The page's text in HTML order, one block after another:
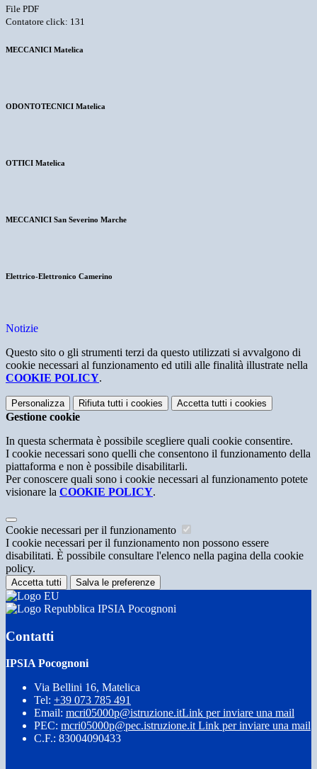
File PDF
Contatore click: 131
MECCANICI Matelica
ODONTOTECNICI Matelica
OTTICI Matelica
MECCANICI San Severino Marche
Elettrico-Elettronico Camerino
Notizie
Questo sito o gli strumenti terzi da questo utilizzati si avvalgono di
cookie necessari al funzionamento ed utili alle finalità illustrate nella
COOKIE POLICY.
Personalizza Rifiuta tutti i cookies Accetta tutti i cookies
Gestione cookie
In questa schermata è possibile scegliere quali cookie consentire.
I cookie necessari sono quelli che consentono il funzionamento della
piattaforma e non è possibile disabilitarli.
Per conoscere quali sono i cookie necessari al funzionamento potete
visionare la COOKIE POLICY.
Cookie necessari per il funzionamento
I cookie necessari per il funzionamento non possono essere
disabilitati. È possibile consultare l'elenco nella pagina della cookie
policy.
Accetta tutti Salva le preferenze
IPSIA Pocognoni
Contatti
IPSIA Pocognoni
Via Bellini 16, Matelica
Tel: +39 073 785 491
Email: mcri05000p@istruzione.itLink per inviare una mail
PEC: mcri05000p@pec.istruzione.it Link per inviare una mail
C.F.: 83004090433